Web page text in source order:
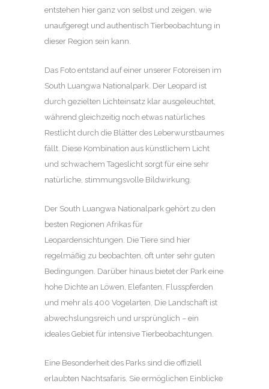
entstehen hier ganz von selbst und zeigen, wie
unaufgeregt und authentisch Tierbeobachtung in
dieser Region sein kann.
Das Foto entstand auf einer unserer Fotoreisen im
South Luangwa Nationalpark. Der Leopard ist
durch gezielten Lichteinsatz klar ausgeleuchtet,
während gleichzeitig noch etwas natürliches
Restlicht durch die Blätter des Leberwurstbaumes
fällt. Diese Kombination aus künstlichem Licht
und schwachem Tageslicht sorgt für eine sehr
natürliche, stimmungsvolle Bildwirkung.
Der South Luangwa Nationalpark gehört zu den
besten Regionen Afrikas für
Leopardensichtungen. Die Tiere sind hier
regelmäßig zu beobachten, oft unter sehr guten
Bedingungen. Darüber hinaus bietet der Park eine
hohe Dichte an Löwen, Elefanten, Flusspferden
und mehr als 400 Vogelarten. Die Landschaft ist
abwechslungsreich und ursprünglich – ein
ideales Gebiet für intensive Tierbeobachtungen.
Eine Besonderheit des Parks sind die offiziell
erlaubten Nachtsafaris. Sie ermöglichen Einblicke